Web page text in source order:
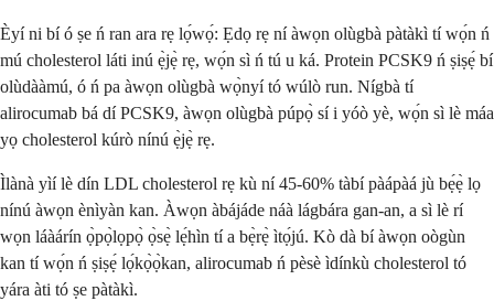
Èyí ni bí ó ṣe ń ran ara rẹ lọ́wọ́: Ẹdọ rẹ ní àwọn olùgbà pàtàkì tí wọ́n ń
mú cholesterol láti inú ẹ̀jẹ̀ rẹ, wọ́n sì ń tú u ká. Protein PCSK9 ń ṣiṣẹ́ bí
olùdààmú, ó ń pa àwọn olùgbà wọ̀nyí tó wúlò run. Nígbà tí
alirocumab bá dí PCSK9, àwọn olùgbà púpọ̀ sí i yóò yè, wọ́n sì lè máa
yọ cholesterol kúrò nínú ẹ̀jẹ̀ rẹ.
Ìlànà yìí lè dín LDL cholesterol rẹ kù ní 45-60% tàbí pàápàá jù bẹ́ẹ̀ lọ
nínú àwọn ènìyàn kan. Àwọn àbájáde náà lágbára gan-an, a sì lè rí
wọn láàárín ọ̀pọ̀lọpọ̀ ọ̀sẹ̀ lẹ́hìn tí a bẹ̀rẹ̀ ìtọ́jú. Kò dà bí àwọn oògùn
kan tí wọ́n ń ṣiṣẹ́ lọ́kọ̀ọ̀kan, alirocumab ń pèsè ìdínkù cholesterol tó
yára àti tó ṣe pàtàkì.